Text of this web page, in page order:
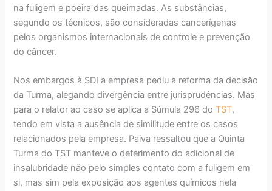
na fuligem e poeira das queimadas. As substâncias,
segundo os técnicos, são consideradas cancerígenas
pelos organismos internacionais de controle e prevenção
do câncer.
Nos embargos à SDI a empresa pediu a reforma da decisão
da Turma, alegando divergência entre jurisprudências. Mas
para o relator ao caso se aplica a Súmula 296 doTST,
tendo em vista a ausência de similitude entre os casos
relacionados pela empresa. Paiva ressaltou que a Quinta
Turma do TST manteve o deferimento do adicional de
insalubridade não pelo simples contato com a fuligem em
si, mas sim pela exposição aos agentes químicos nela